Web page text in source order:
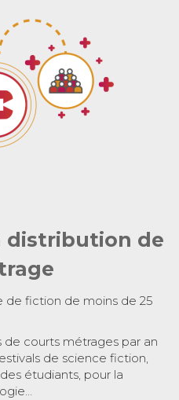
distribution de
de fiction de moins de 25
de courts métrages par an
de science fiction,
étudiants, pour la